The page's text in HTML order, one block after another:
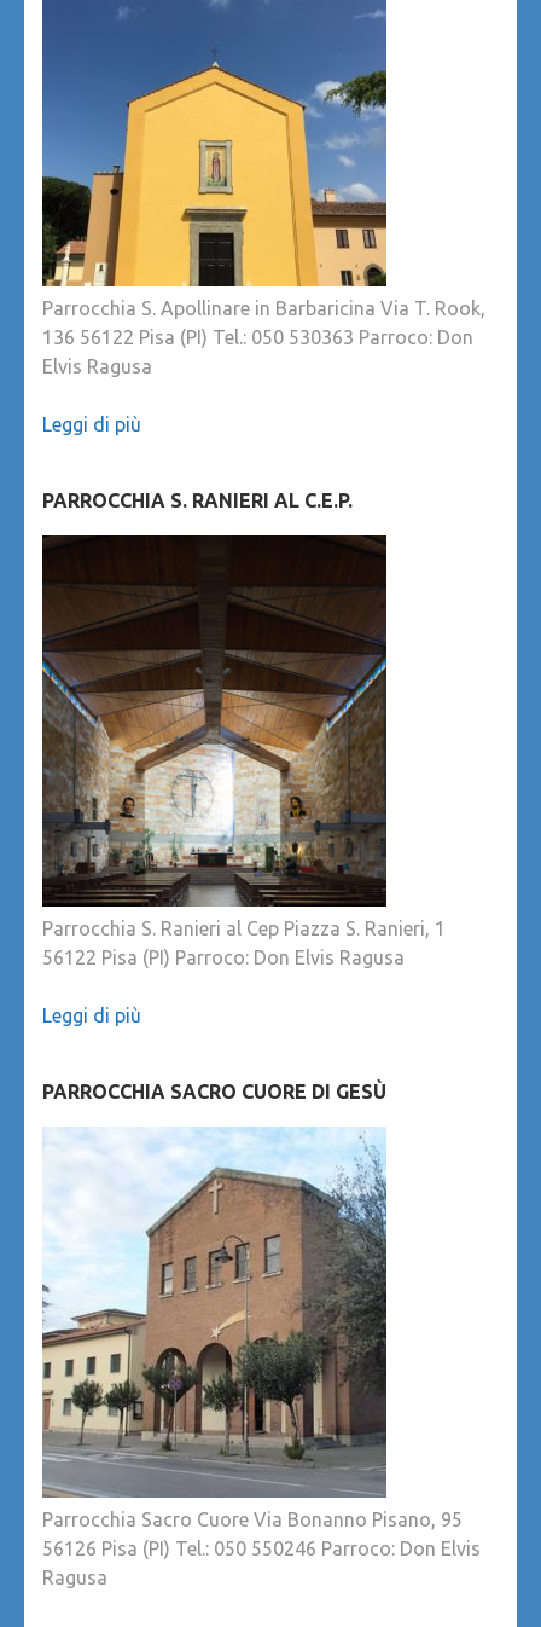
Parrocchia S. Apollinare in Barbaricina Via T. Rook,
136 56122 Pisa (PI) Tel.: 050 530363 Parroco: Don
Elvis Ragusa
Leggi di più
PARROCCHIA S. RANIERI AL C.E.P.
Parrocchia S. Ranieri al Cep Piazza S. Ranieri, 1
56122 Pisa (PI) Parroco: Don Elvis Ragusa
Leggi di più
PARROCCHIA SACRO CUORE DI GESÙ
Parrocchia Sacro Cuore Via Bonanno Pisano, 95
56126 Pisa (PI) Tel.: 050 550246 Parroco: Don Elvis
Ragusa